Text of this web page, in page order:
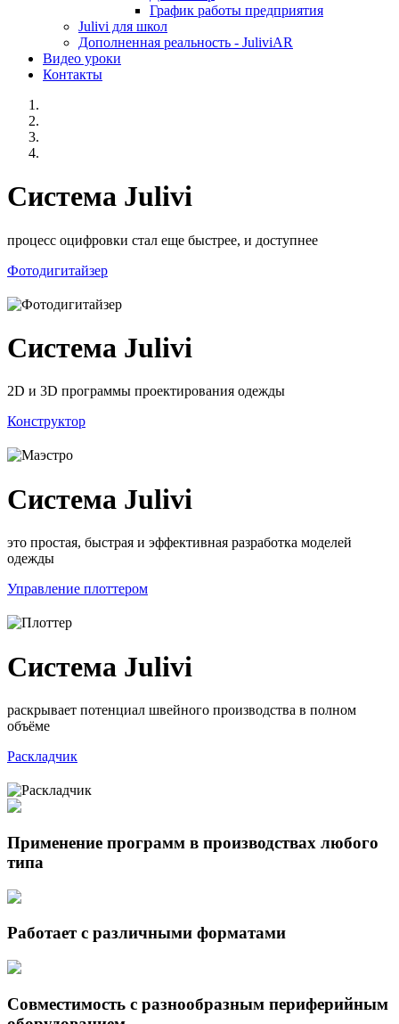
График работы предприятия
Julivi для школ
Дополненная реальность - JuliviAR
Видео уроки
Контакты
Система Julivi
процесс оцифровки стал еще быстрее, и доступнее
Фотодигитайзер
Система Julivi
2D и 3D программы проектирования одежды
Конструктор
Система Julivi
это простая, быстрая и эффективная разработка моделей
одежды
Управление плоттером
Система Julivi
раскрывает потенциал швейного производства в полном
объёме
Раскладчик
Применение программ в производствах любого
типа
Работает с различными форматами
Совместимость с разнообразным периферийным